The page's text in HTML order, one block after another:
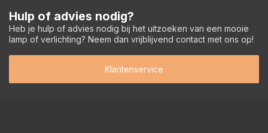
Hulp of advies nodig?
Heb je hulp of advies nodig bij het uitzoeken van een mooie
lamp of verlichting? Neem dan vrijblijvend contact met ons op!
Klantenservice